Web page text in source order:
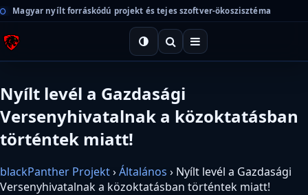
Magyar nyílt forráskódú projekt és tejes szoftver-ökoszisztéma
Nyílt levél a Gazdasági
Versenyhivatalnak a közoktatásban
történtek miatt!
blackPanther Projekt›Általános › Nyílt levél a Gazdasági
Versenyhivatalnak a közoktatásban történtek miatt!